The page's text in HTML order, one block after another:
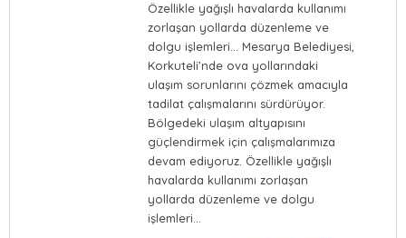
Özellikle yağışlı havalarda kullanımı
zorlaşan yollarda düzenleme ve
dolgu işlemleri… Mesarya Belediyesi,
Korkuteli’nde ova yollarındaki
ulaşım sorunlarını çözmek amacıyla
tadilat çalışmalarını sürdürüyor.
Bölgedeki ulaşım altyapısını
güçlendirmek için çalışmalarımıza
devam ediyoruz. Özellikle yağışlı
havalarda kullanımı zorlaşan
yollarda düzenleme ve dolgu
işlemleri…